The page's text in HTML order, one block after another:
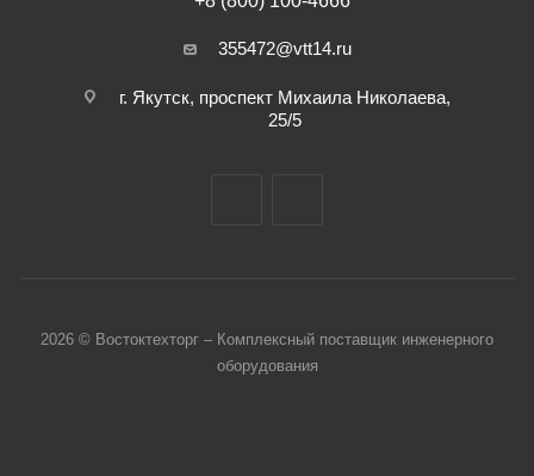
355472@vtt14.ru
г. Якутск, проспект Михаила Николаева,
25/5
2026 © Востоктехторг – Комплексный поставщик инженерного
оборудования